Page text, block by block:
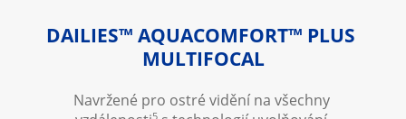
DAILIES™ AQUACOMFORT™ PLUS
MULTIFOCAL
Navržené pro ostré vidění na všechny
5